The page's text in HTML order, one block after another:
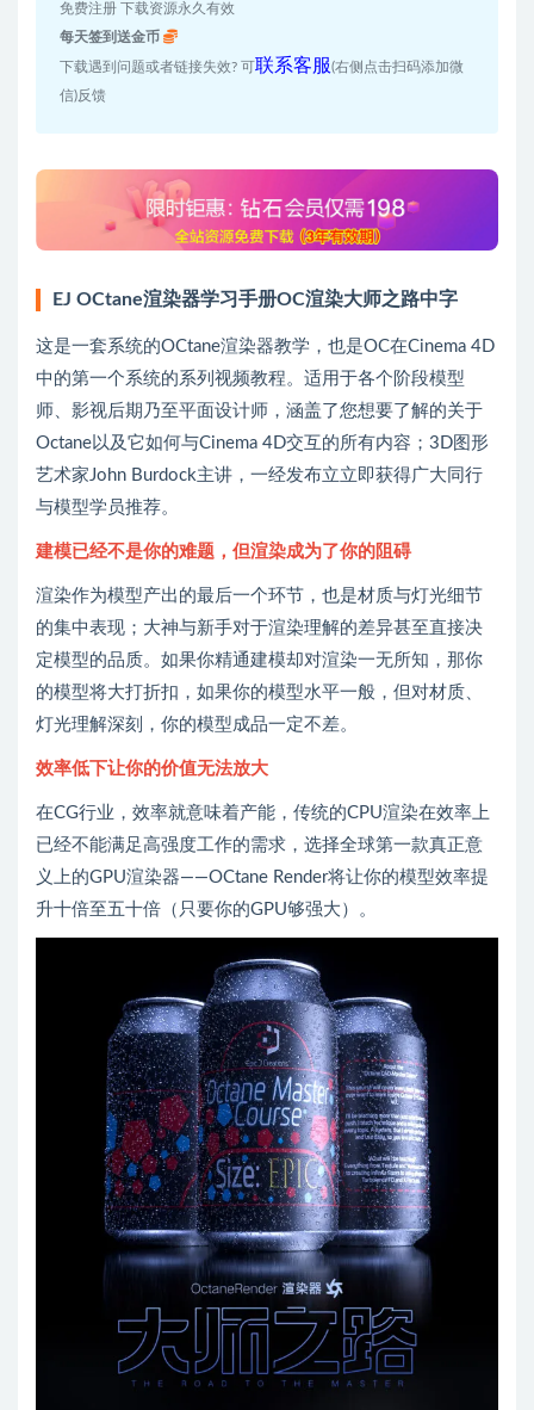
免费注册 下载资源永久有效
每天签到送金币
下载遇到问题或者链接失效? 可 联系客服(右侧点击扫码添加微
信)反馈
EJ OCtane渲染器学习手册OC渲染大师之路中字
这是一套系统的OCtane渲染器教学，也是OC在Cinema 4D
中的第一个系统的系列视频教程。适用于各个阶段模型
师、影视后期乃至平面设计师，涵盖了您想要了解的关于
Octane以及它如何与Cinema 4D交互的所有内容；3D图形
艺术家John Burdock主讲，一经发布立立即获得广大同行
与模型学员推荐。
建模已经不是你的难题，但渲染成为了你的阻碍
渲染作为模型产出的最后一个环节，也是材质与灯光细节
的集中表现；大神与新手对于渲染理解的差异甚至直接决
定模型的品质。如果你精通建模却对渲染一无所知，那你
的模型将大打折扣，如果你的模型水平一般，但对材质、
灯光理解深刻，你的模型成品一定不差。
效率低下让你的价值无法放大
在CG行业，效率就意味着产能，传统的CPU渲染在效率上
已经不能满足高强度工作的需求，选择全球第一款真正意
义上的GPU渲染器——OCtane Render将让你的模型效率提
升十倍至五十倍（只要你的GPU够强大）。